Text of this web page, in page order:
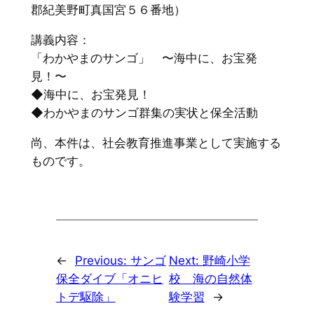
郡紀美野町真国宮５６番地）
講義内容：
「わかやまのサンゴ」 〜海中に、お宝発
見！〜
◆海中に、お宝発見！
◆わかやまのサンゴ群集の実状と保全活動
尚、本件は、社会教育推進事業として実施する
ものです。
← Previous: サンゴ
保全ダイブ「オニヒ
トデ駆除」
Next: 野崎小学
校 海の自然体
験学習
→